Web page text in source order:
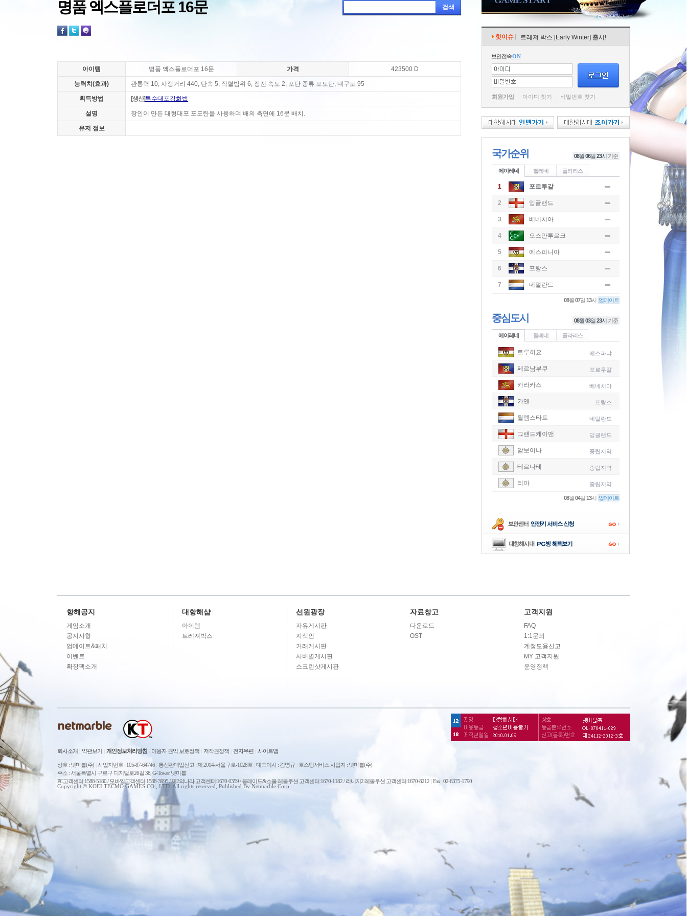
명품 엑스플로더포 16문 검색
아이템 명품 엑스플로더포 16문 가격 423500 D
능력치(효과) 관통력 10, 사정거리 440, 탄속 5, 작렬범위 6, 장전 속도 2, 포탄 종류 포도탄, 내구도 95
획득방법 [생산]특수대포강화법
설명 장인이 만든 대형대포 포도탄을 사용하며 배의 측면에 16문 배치.
유저 정보
핫이슈 트레져 박스 [Early Winter] 출시!
보안접속ON
회원가입 아이디 찾기 비밀번호 찾기
국가순위 08월 06일 23시 기준
에이레네 헬레네 폴라리스
1 포르투갈
2 잉글랜드
3 베네치아
4 오스만투르크
5 에스파니아
6 프랑스
-
7 네덜란드
08월07일13시 업데이트
중심도시 08월 03일 23시 기준
에이레네 헬레네 폴라리스
트루히요 에스파냐
페르남부쿠 포르투갈
카라카스 베네치아
카옌 프랑스
윌렘스타트 네덜란드
그랜드케이맨 잉글랜드
암보이나 중립지역
테르나테 중립지역
리마 중립지역
08월04일13시 업데이트
항해공지
게임소개
공지사항
업데이트&패치
이벤트
확장팩소개
대항해샵
아이템
트레져박스
선원광장
자유게시판
지식인
거래게시판
서버별게시판
스크린샷게시판
자료창고
다운로드
OST
고객지원
FAQ
1:1문의
계정도용신고
MY 고객지원
운영정책
회사소개 약관보기 개인정보처리방침 이용자 권익 보호정책 저작권정책 전자우편 사이트맵
상호 : 넷마블(주) 사업자번호 : 105-87-64746 통신판매업신고 : 제 2014-서울구로-1028호 대표이사 : 김병규
호스팅서비스 사업자 : 넷마블(주)
주소 : 서울특별시 구로구 디지털로26길 38, G-Tower 넷마블
PC고객센터:1588-5180 / 모바일고객센터:1588-3995 / 제2의나라 고객센터:1670-0359 / 블레이드&소울 레볼루션 고객센터:1670-1182 / 리니지2 레볼루션 고객센터:1670-8212 Fax : 02-6375-1790
Copyright © KOEI TECMO GAMES CO., LTD. All rights reserved, Published By Netmarble Corp.